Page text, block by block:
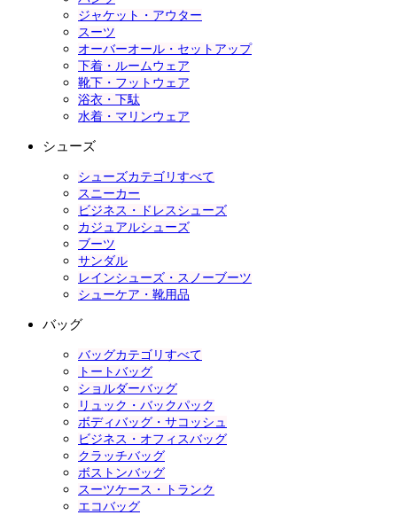
ジャケット・アウター
スーツ
オーバーオール・セットアップ
下着・ルームウェア
靴下・フットウェア
浴衣・下駄
水着・マリンウェア
シューズ
シューズカテゴリすべて
スニーカー
ビジネス・ドレスシューズ
カジュアルシューズ
ブーツ
サンダル
レインシューズ・スノーブーツ
シューケア・靴用品
バッグ
バッグカテゴリすべて
トートバッグ
ショルダーバッグ
リュック・バックパック
ボディバッグ・サコッシュ
ビジネス・オフィスバッグ
クラッチバッグ
ボストンバッグ
スーツケース・トランク
エコバッグ